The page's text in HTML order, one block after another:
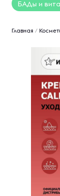
БАДы и
Главная /